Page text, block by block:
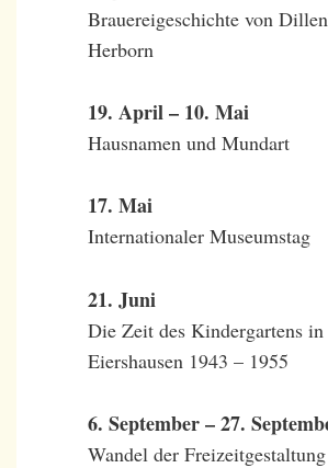
Brauereigeschichte von
Herborn
19. April – 10. Mai
Hausnamen und Mundart
17. Mai
Internationaler Museumstag
21. Juni
Die Zeit des Kindergartens in
Eiershausen 1943 – 1955
6. September – 27.
Wandel der